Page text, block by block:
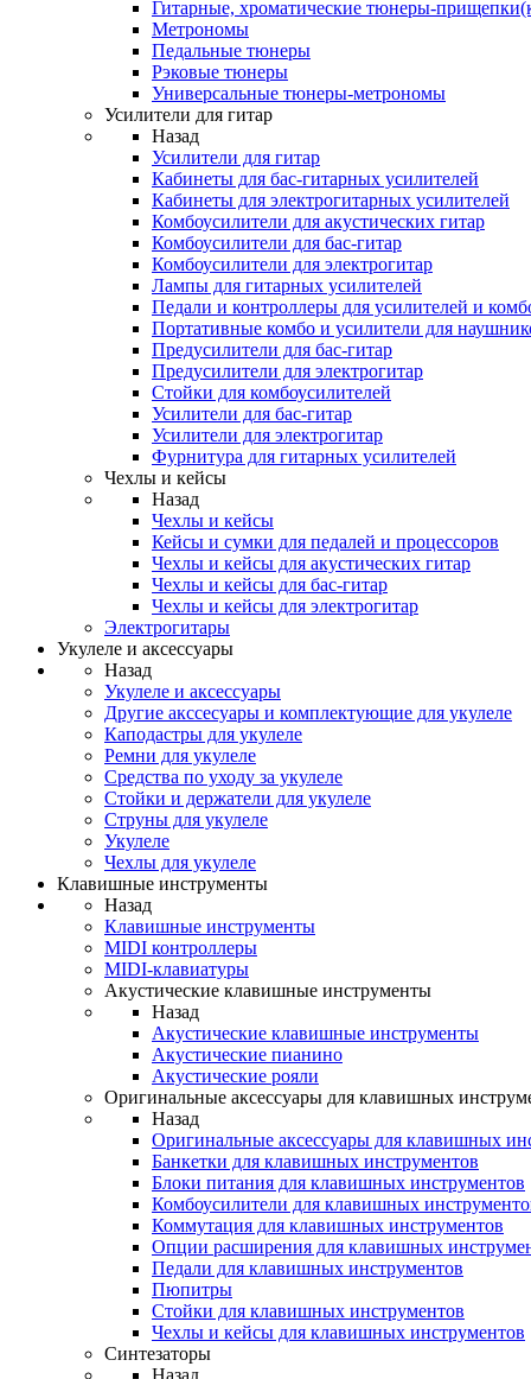
Гитарные, хроматические тюнеры-
Метрономы
Педальные тюнеры
Рэковые тюнеры
Универсальные тюнеры-метрономы
Усилители для гитар
Назад
Усилители для гитар
Кабинеты для бас-гитарных усилителей
Кабинеты для электрогитарных усилителей
Комбоусилители для акустических гитар
Комбоусилители для бас-гитар
Комбоусилители для электрогитар
Лампы для гитарных усилителей
Педали и контроллеры для усилителей и
Портативные комбо и усилители для
Предусилители для бас-гитар
Предусилители для электрогитар
Стойки для комбоусилителей
Усилители для бас-гитар
Усилители для электрогитар
Фурнитура для гитарных усилителей
Чехлы и кейсы
Назад
Чехлы и кейсы
Кейсы и сумки для педалей и процессоров
Чехлы и кейсы для акустических гитар
Чехлы и кейсы для бас-гитар
Чехлы и кейсы для электрогитар
Электрогитары
Укулеле и аксессуары
Назад
Укулеле и аксессуары
Другие акссесуары и комплектующие для укулеле
Каподастры для укулеле
Ремни для укулеле
Средства по уходу за укулеле
Стойки и держатели для укулеле
Струны для укулеле
Укулеле
Чехлы для укулеле
Клавишные инструменты
Назад
Клавишные инструменты
MIDI контроллеры
MIDI-клавиатуры
Акустические клавишные инструменты
Назад
Акустические клавишные инструменты
Акустические пианино
Акустические рояли
Оригинальные аксессуары для клавишных
Назад
Оригинальные аксессуары для клавишных
Банкетки для клавишных инструментов
Блоки питания для клавишных инструментов
Комбоусилители для клавишных
Коммутация для клавишных инструментов
Опции расширения для клавишных
Педали для клавишных инструментов
Пюпитры
Стойки для клавишных инструментов
Чехлы и кейсы для клавишных инструментов
Синтезаторы
Назад